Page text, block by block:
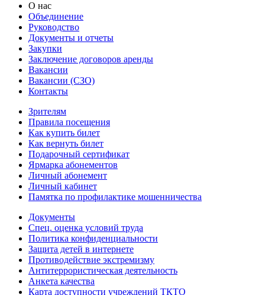
О нас
Объединение
Руководство
Документы и отчеты
Закупки
Заключение договоров аренды
Вакансии
Вакансии (СЗО)
Контакты
Зрителям
Правила посещения
Как купить билет
Как вернуть билет
Подарочный сертификат
Ярмарка абонементов
Личный абонемент
Личный кабинет
Памятка по профилактике мошенничества
Документы
Спец. оценка условий труда
Политика конфиденциальности
Защита детей в интернете
Противодействие экстремизму
Антитеррористическая деятельность
Анкета качества
Карта доступности учреждений ТКТО